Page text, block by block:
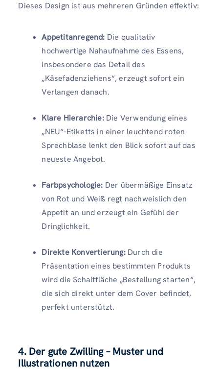
Dieses Design ist aus mehreren Gründen effektiv:
Appetitanregend: Die qualitativ
hochwertige Nahaufnahme des Essens,
insbesondere das Detail des
„Käsefadenziehens“, erzeugt sofort ein
Verlangen danach.
Klare Hierarchie:Die Verwendung eines
„NEU“-Etiketts in einer leuchtend roten
Sprechblase lenkt den Blick sofort auf das
neueste Angebot.
Farbpsychologie: Der übermäßige Einsatz
von Rot und Weiß regt nachweislich den
Appetit an und erzeugt ein Gefühl der
Dringlichkeit.
Direkte Konvertierung:Durch die
Präsentation eines bestimmten Produkts
wird die Schaltfläche „Bestellung starten“,
die sich direkt unter dem Cover befindet,
perfekt unterstützt.
4. Der gute Zwilling – Muster und
Illustrationen nutzen